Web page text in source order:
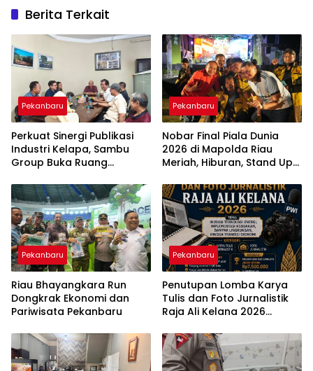
Berita Terkait
Pekanbaru
Perkuat Sinergi Publikasi
Industri Kelapa, Sambu
Group Buka Ruang
Riau
Pekanbaru
Nobar Final Piala Dunia
2026 di Mapolda Riau
Meriah, Hiburan, Stand Up
Warnai Acara
Pekanbaru
Riau Bhayangkara Run
Dongkrak Ekonomi dan
Pariwisata Pekanbaru
Pekanbaru
Penutupan Lomba Karya
Tulis dan Foto Jurnalistik
Raja Ali Kelana 2026